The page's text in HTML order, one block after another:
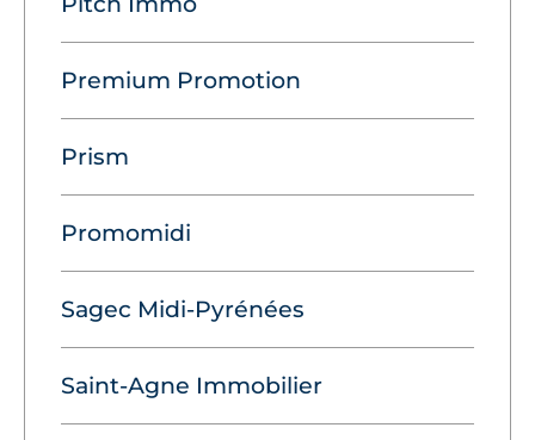
Premium Promotion
Prism
Promomidi
Sagec Midi-Pyrénées
Saint-Agne Immobilier